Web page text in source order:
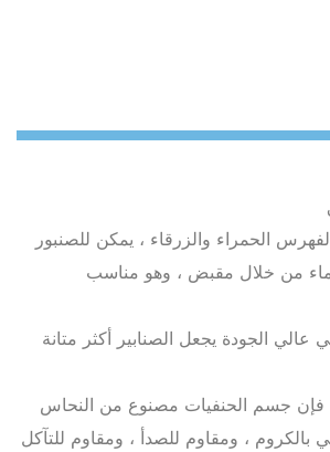
الحمراء والزرقاء ، يمكن للصنبور
من خلال مقبض ، وهو مناسب
الجودة يجعل الصنابير أكثر متانة
فإن جسم الحنفيات مصنوع من النحاس
بالكروم ، ومقاوم للصدأ ، ومقاوم للتآكل